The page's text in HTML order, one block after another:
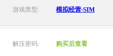
游戏类型: 模拟经营-SIM
解压密码: 购买后查看